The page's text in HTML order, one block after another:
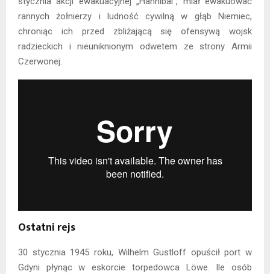
rannych żołnierzy i ludność cywilną w głąb Niemiec,
chroniąc ich przed zbliżającą się ofensywą wojsk
radzieckich i nieuniknionym odwetem ze strony Armii
Czerwonej.
Ostatni rejs
30 stycznia 1945 roku, Wilhelm Gustloff opuścił port w
Gdyni płynąc w eskorcie torpedowca Löwe. Ile osób